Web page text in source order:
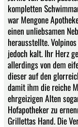
kompletten
war Mengone
einen unliebsamen
herausstellte.
jedoch kalt. Ihr Herz
allerdings von dem
dieser auf den
damit ihm die reiche
ehrgeizigen Alten
Hofapotheker zu
Grillettas Hand. Die